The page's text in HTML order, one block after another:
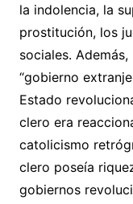
la indolencia, la
prostitución, los
sociales.
“gobierno
Estado
clero era
catolicismo
clero poseía
gobiernos